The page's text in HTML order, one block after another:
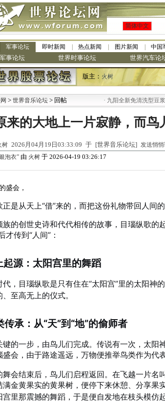
简体中文
军事论坛 即时新闻 热点新闻 图片新闻 中国
事论坛 世界时事论坛 世界汽车论
版主： 火树
> 世界音乐论坛 > 回帖 九阳全新免清洗型豆浆机
来的大地上一片寂静，而鸟
树 2026月04月19日03:33:09 于 [世界音乐论坛] 发送悄
泡衣” 由 火树 于 2026-04-19 03:26:17
盛会，
正是从天上“借”来的，而把这份礼物带回人间的
族的创世史诗和代代相传的故事，目瑙纵歌的
才传到“人间”：
源：太阳宫里的舞蹈
代，目瑙纵歌是只有住在“太阳宫”里的太阳神
至高无上的仪式。
传承：从“天”到“地”的偷师者
键的一步，由鸟儿们完成。传说有一次，太阳
盛会，由于路途遥远，万物便推举鸟类作为代
舞会结束后，鸟儿们启程返回。在飞越一片名
满金黄果实的黄果树，便停下来休憩、分享果
宫里那震撼的舞蹈，于是便自发地在枝头模